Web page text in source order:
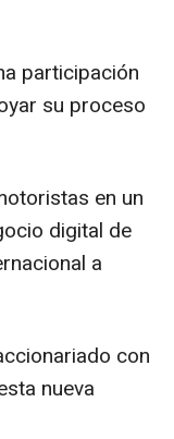
participación
su proceso
en un
digital de
a
con
nueva